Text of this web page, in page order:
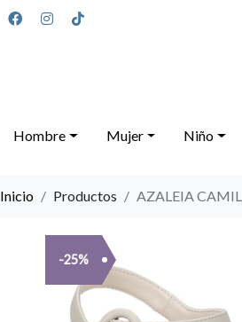
Hombre Mujer Niño
Inicio Productos AZALEIA
-25%